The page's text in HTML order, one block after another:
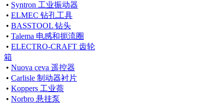
• Syntron 工业振动器
• ELMEC 钻孔工具
• BASSTOOL 钻头
• Talema 电感和扼流圈
• ELECTRO-CRAFT 齿轮
箱
• Nuova ceva 遥控器
• Carlisle 制动器衬片
• Koppers 工业萘
• Norbro 悬挂泵